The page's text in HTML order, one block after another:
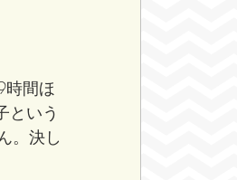
間ほ
という
。決し